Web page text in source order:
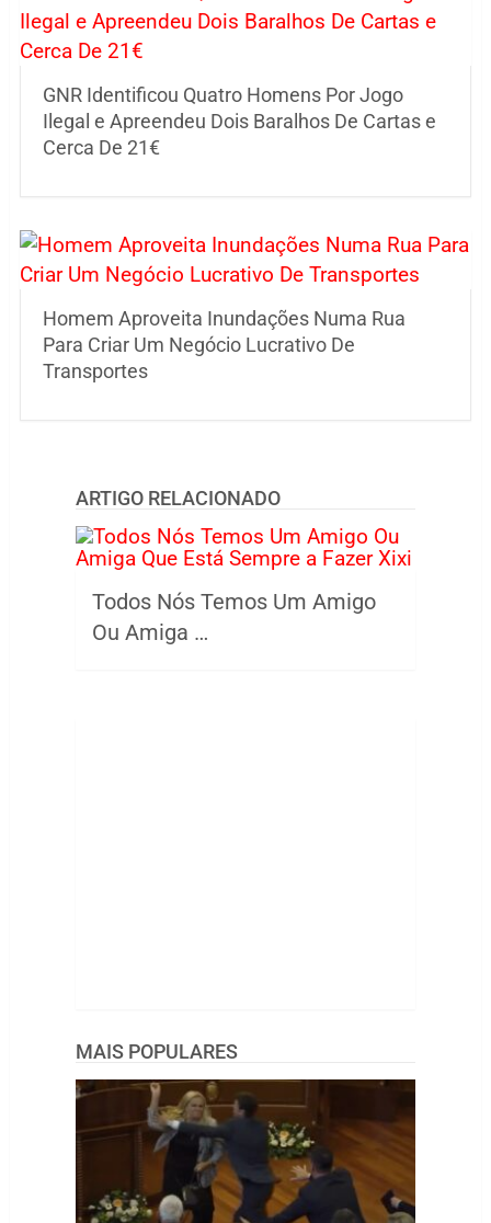
GNR Identificou Quatro Homens Por Jogo
Ilegal e Apreendeu Dois Baralhos De Cartas e
Cerca De 21€
Homem Aproveita Inundações Numa Rua
Para Criar Um Negócio Lucrativo De
Transportes
ARTIGO RELACIONADO
Todos Nós Temos Um Amigo
Ou Amiga …
MAIS POPULARES